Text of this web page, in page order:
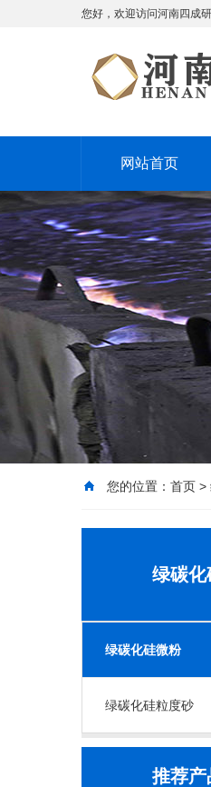
您好，欢迎访问河南四成
网站首页
您的位置： 首页 >
绿碳化
绿碳化硅微粉
绿碳化硅粒度砂
推荐产